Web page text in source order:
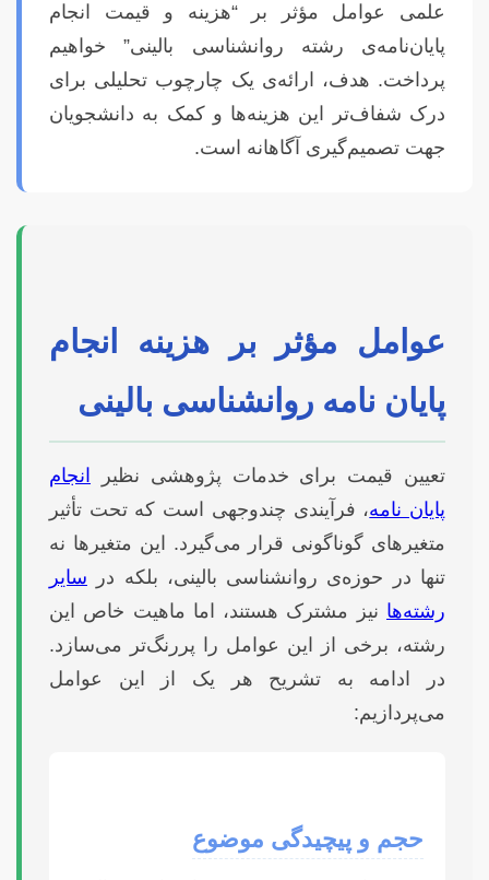
علمی عوامل مؤثر بر “هزینه و قیمت انجام
پایان‌نامه‌ی رشته روانشناسی بالینی” خواهیم
پرداخت. هدف، ارائه‌ی یک چارچوب تحلیلی برای
درک شفاف‌تر این هزینه‌ها و کمک به دانشجویان
جهت تصمیم‌گیری آگاهانه است.
عوامل مؤثر بر هزینه انجام
پایان نامه روانشناسی بالینی
تعیین قیمت برای خدمات پژوهشی نظیر
انجام
پایان نامه، فرآیندی چندوجهی است که تحت تأثیر
متغیرهای گوناگونی قرار می‌گیرد. این متغیرها نه
تنها در حوزه‌ی روانشناسی بالینی، بلکه در سایر
رشته‌ها نیز مشترک هستند، اما ماهیت خاص این
رشته، برخی از این عوامل را پررنگ‌تر می‌سازد.
در ادامه به تشریح هر یک از این عوامل
می‌پردازیم:
حجم و پیچیدگی موضوع